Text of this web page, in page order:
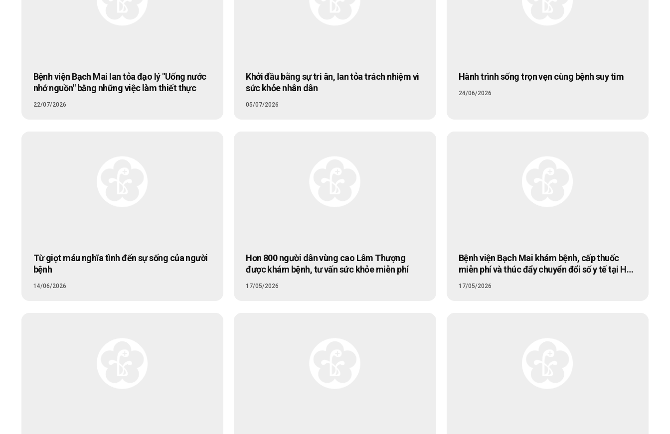
Bệnh viện Bạch Mai lan tỏa đạo lý "Uống nước
nhớ nguồn" bằng những việc làm thiết thực
22/07/2026
Khởi đầu bằng sự tri ân, lan tỏa trách nhiệm vì
sức khỏe nhân dân
05/07/2026
Hành trình sống trọn vẹn cùng bệnh suy tim
24/06/2026
Từ giọt máu nghĩa tình đến sự sống của người
bệnh
14/06/2026
Hơn 800 người dân vùng cao Lâm Thượng
được khám bệnh, tư vấn sức khỏe miễn phí
17/05/2026
Bệnh viện Bạch Mai khám bệnh, cấp thuốc
miễn phí và thúc đẩy chuyển đổi số y tế tại Hà
Tĩnh
17/05/2026